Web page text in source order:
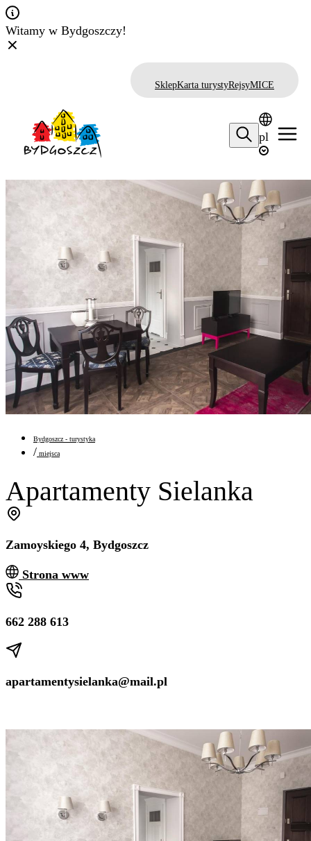
Witamy w Bydgoszczy!
SklepKarta turystyRejsyMICE
pl
Bydgoszcz - turystyka
/ miejsca
Apartamenty Sielanka
Zamoyskiego 4, Bydgoszcz
Strona www
662 288 613
apartamentysielanka@mail.pl